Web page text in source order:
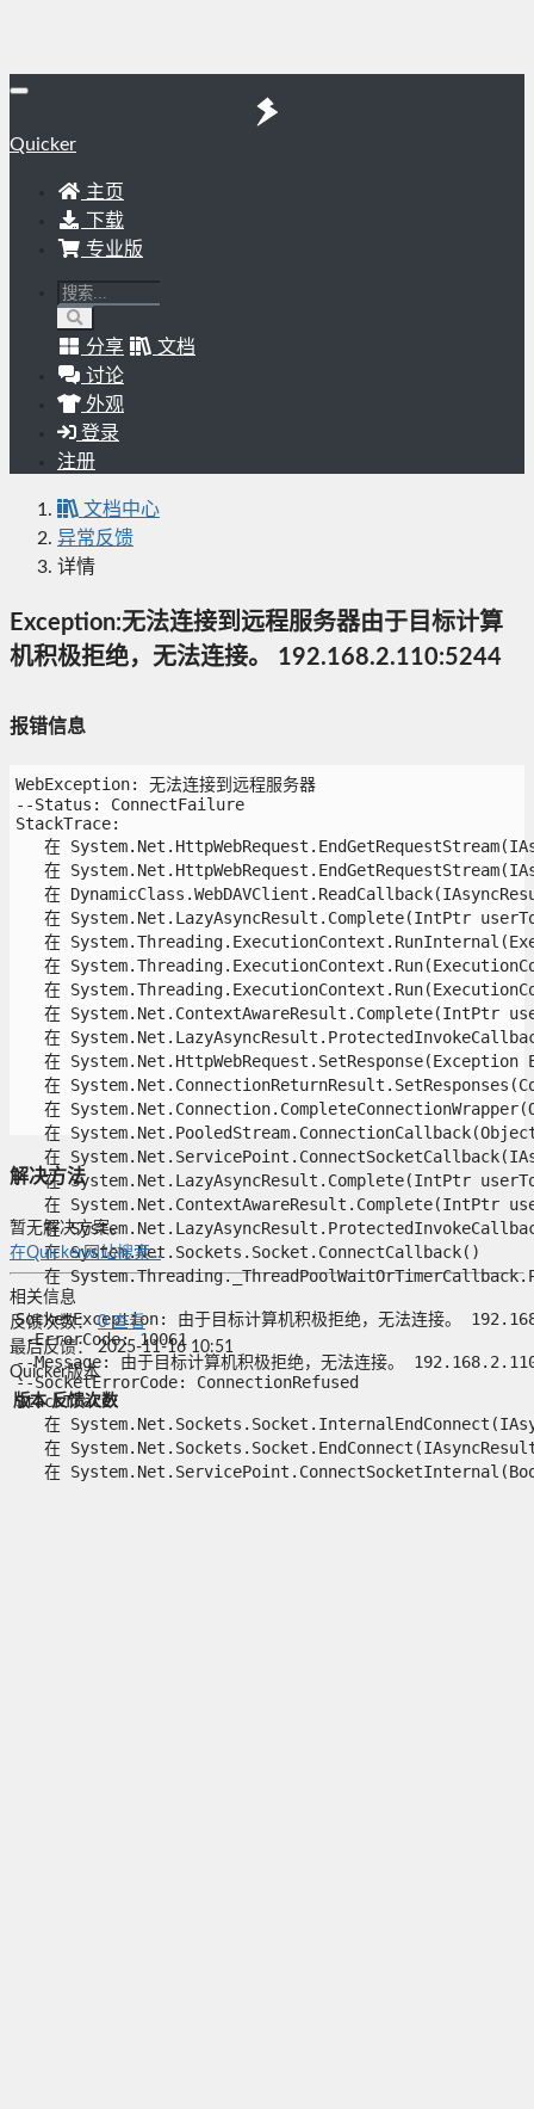
Quicker
主页
下载
专业版
分享
文档
讨论
外观
登录
注册
文档中心
异常反馈
详情
Exception:无法连接到远程服务器由于目标计算
机积极拒绝，无法连接。 192.168.2.110:5244
报错信息
WebException: 无法连接到远程服务器
--Status: ConnectFailure
StackTrace:
在
在
在
在 System.Net.LazyAsyncResult.Complete(IntPtr
在
在
在
在 System.Net.ContextAwareResult.Complete(IntPtr
在
在 System.Net.HttpWebRequest.SetResponse(Exception
在
在
在
在
在 System.Net.LazyAsyncResult.Complete(IntPtr
在 System.Net.ContextAwareResult.Complete(IntPtr
在
   在 System.Net.Sockets.Socket.ConnectCallback()
在
SocketException: 由于目标计算机积极拒绝，无法连接。
--ErrorCode: 10061
--Message: 由于目标计算机积极拒绝，无法连接。
--SocketErrorCode: ConnectionRefused
StackTrace:
在
在
在
解决方法
暂无解决方案。
在Quicker网站搜索...
相关信息
反馈次数： 0查看
最后反馈： 2025-11-16 10:51
Quicker版本
版本 反馈次数